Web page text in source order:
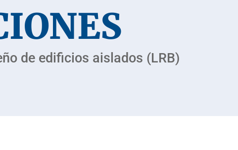
de edificios aislados (LRB)